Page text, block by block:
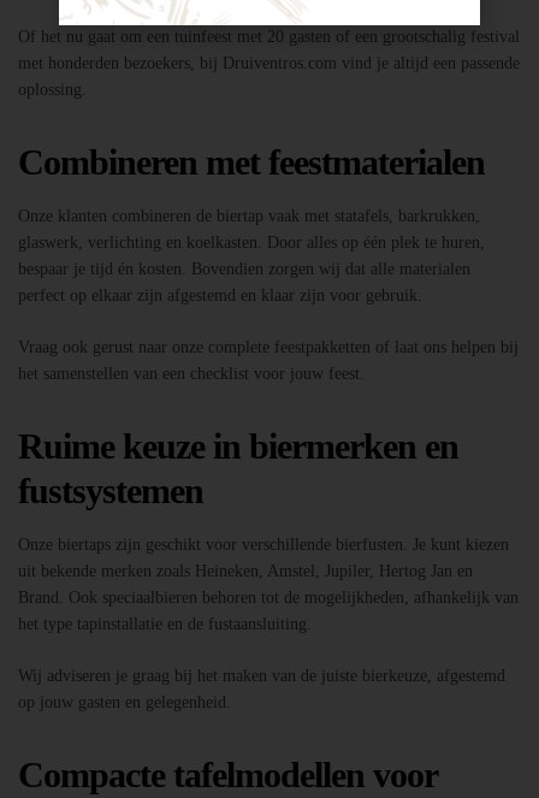
Of het nu gaat om een tuinfeest met 20 gasten of een grootschalig festival
met honderden bezoekers, bij Druiventros.com vind je altijd een passende
oplossing.
Combineren met feestmaterialen
Onze klanten combineren de biertap vaak met statafels, barkrukken,
glaswerk, verlichting en koelkasten. Door alles op één plek te huren,
bespaar je tijd én kosten. Bovendien zorgen wij dat alle materialen
perfect op elkaar zijn afgestemd en klaar zijn voor gebruik.
Vraag ook gerust naar onze complete feestpakketten of laat ons helpen bij
het samenstellen van een checklist voor jouw feest.
Ruime keuze in biermerken en
fustsystemen
Onze biertaps zijn geschikt voor verschillende bierfusten. Je kunt kiezen
uit bekende merken zoals Heineken, Amstel, Jupiler, Hertog Jan en
Brand. Ook speciaalbieren behoren tot de mogelijkheden, afhankelijk van
het type tapinstallatie en de fustaansluiting.
Wij adviseren je graag bij het maken van de juiste bierkeuze, afgestemd
op jouw gasten en gelegenheid.
Compacte tafelmodellen voor